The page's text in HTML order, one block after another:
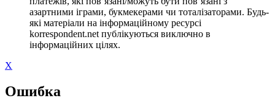
азартними іграми, букмекерами чи тоталізаторами. Будь-
які матеріали на інформаційному ресурсі
korrespondent.net публікуються виключно в
інформаційних цілях.
X
Ошибка